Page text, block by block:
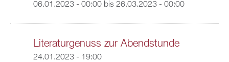
06.01.2023 - 00:00bis 26.03.2023 - 00:00
Literaturgenuss zur Abendstunde
24.01.2023 - 19:00